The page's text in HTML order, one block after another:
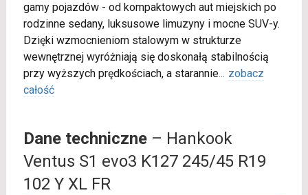
gamy pojazdów - od kompaktowych aut miejskich po
rodzinne sedany, luksusowe limuzyny i mocne SUV-y.
Dzięki wzmocnieniom stalowym w strukturze
wewnętrznej wyróżniają się doskonałą stabilnością
przy wyższych prędkościach, a starannie... zobacz
całość
Dane techniczne– Hankook
Ventus S1 evo3 K127 245/45 R19
102 Y XL FR